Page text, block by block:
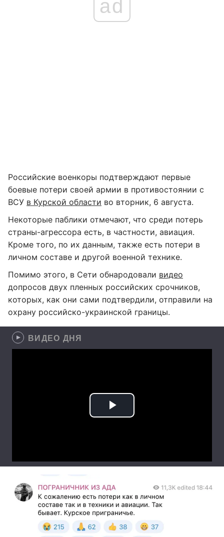
ad
Российские военкоры подтверждают первые
боевые потери своей армии в противостоянии с
ВСУ в Курской области во вторник, 6 августа.
Некоторые паблики отмечают, что среди потерь
страны-агрессора есть, в частности, авиация.
Кроме того, по их данным, также есть потери в
личном составе и другой военной технике.
Помимо этого, в Сети обнародовали видео
допросов двух пленных российских срочников,
которых, как они сами подтвердили, отправили на
охрану российско-украинской границы.
ВИДЕО ДНЯ